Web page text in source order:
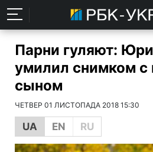
Парни гуляют:
умилил снимком с
сыном
ЧЕТВЕР 01 ЛИСТОПАДА 2018 15:30
UA EN RU